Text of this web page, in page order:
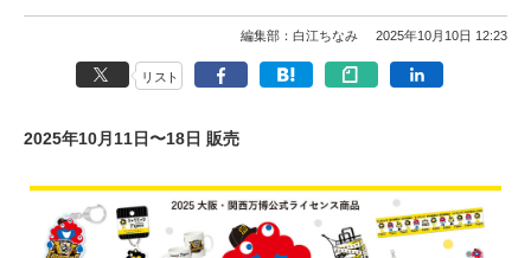
編集部：白江ちなみ 2025年10月10日 12:23
リスト
2025年10月11日〜18日 販売